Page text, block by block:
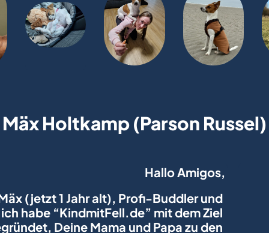
Mäx Holtkamp (Parson Russel)
Hallo Amigos,
(jetzt 1 Jahr alt), Profi-Buddler und
ich habe “KindmitFell.de” mit dem Ziel